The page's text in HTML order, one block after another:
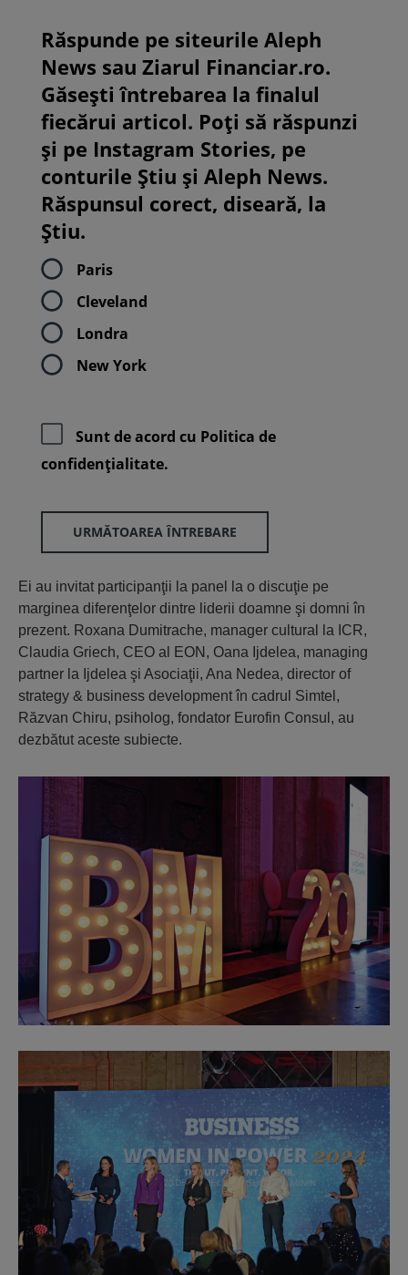
Răspunde pe siteurile Aleph
News sau Ziarul Financiar.ro.
Găsești întrebarea la finalul
fiecărui articol. Poți să răspunzi
și pe Instagram Stories, pe
conturile Știu și Aleph News.
Răspunsul corect, diseară, la
Știu.
Paris
Cleveland
Londra
New York
Sunt de acord cu Politica de
confidenţialitate.
URMĂTOAREA ÎNTREBARE
Ei au invitat participanţii la panel la o discuţie pe
marginea diferenţelor dintre liderii doamne şi domni în
prezent. Roxana Dumitrache, manager cultural la ICR,
Claudia Griech, CEO al EON, Oana Ijdelea, managing
partner la Ijdelea şi Asociaţii, Ana Nedea, director of
strategy & business development în cadrul Simtel,
Răzvan Chiru, psiholog, fondator Eurofin Consul, au
dezbătut aceste subiecte.